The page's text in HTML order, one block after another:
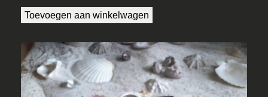
Toevoegen aan winkelwagen